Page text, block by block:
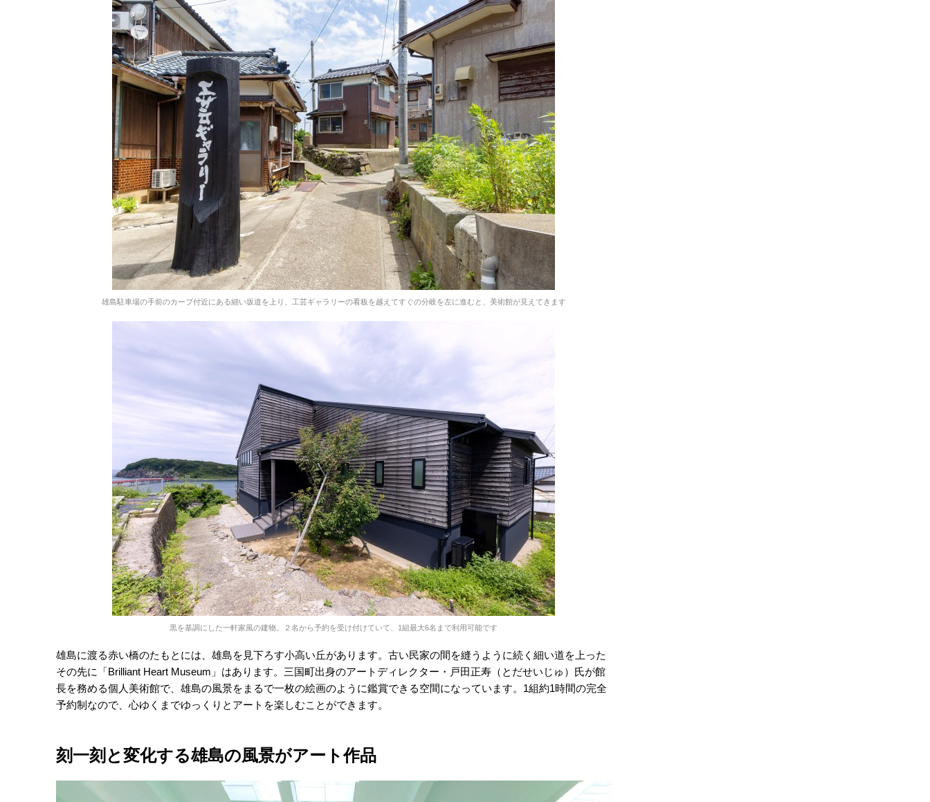
雄島駐車場の手前のカーブ付近にある細い坂道を上り、工芸ギャラリーの看板を越えてすぐの分岐を左に進むと、美術館が見えてきます
黒を基調にした一軒家風の建物。２名から予約を受け付けていて、1組最大6名まで利用可能です
雄島に渡る赤い橋のたもとには、雄島を見下ろす小高い丘があります。古い民家の間を縫うように続く細い道を上った
その先に「Brilliant Heart Museum」はあります。三国町出身のアートディレクター・戸田正寿（とだせいじゅ）氏が館
長を務める個人美術館で、雄島の風景をまるで一枚の絵画のように鑑賞できる空間になっています。1組約1時間の完全
予約制なので、心ゆくまでゆっくりとアートを楽しむことができます。
刻一刻と変化する雄島の風景がアート作品